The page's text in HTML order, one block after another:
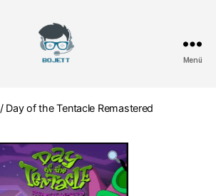
Menü
/ Day of the Tentacle Remastered